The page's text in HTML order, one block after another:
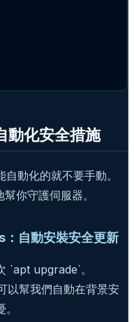
動化安全措施
動化的就不要手動。
你守護伺服器。
自動安裝安全更新
`apt upgrade`。
以幫我們自動在背景安